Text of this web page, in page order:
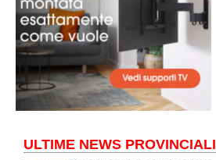
ULTIME NEWS PROVINCIALI